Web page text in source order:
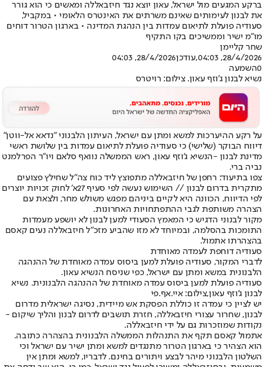
ברקע המגעים מול ישראל, עאון יוצא נגד חיזבאללה ומאשים כי הוא גורר
את לבנון לעימותים שאינם משרתים את האינטרס הלאומי • במקביל,
סעודיה פועלת לתיאום עמדות בין הנהגת המדינה • בארגון הטרור דוחים
מו"מ ישיר וממשיכים בקו התקיף
שחר קליימן
28/4/2026, 04:03
,עודכן28/4/2026, 04:03
0השמעה
נשיא לבנון ג'וזף עאון. צילום: רויטרס
על רקע ההיערכות למשא ומתן עם ישראל, העיתון הלבנוני "נדאא אל-ווטן"
דיווח הבוקר (שלישי) כי סעודיה פועלת לתיאום עמדות בין שלושת ראשי
מדינת לבנון -הנשיא ג'וזף עאון, ראש הממשלה נוואף סלאם ויו"ר הפרלמנט
נביה ברי.
צפו בתיעוד: רחפן של חיזבאללה מתפוצץ ליד כוח צה"ל שחילץ פצועים
מתקרית בדרום לבנון // השימוש נעשה לפי סעיף 27א' לחוק זכויות יוצרים
לפי הדיווח, הכוונה היא לקיים ביניהם מפגש משולש מחר, ולצאת עם
הצהרה משותפת לגבי ההתפתחויות האחרונות.
מקור לבנוני הדגיש כי המאמץ הסעודי למען לבנון לא יושפע מעמדות
התומכות בהסלמה, ובמיוחד לא מזו שהביע מזכ"ל חיזבאללה נעים קאסם
בהצהרתו אתמול.
סעודיה דוחפת לעמדה מאוחדת
לדברי המקור, סעודיה פועלת למען ביסוס עמדה מאוחדת של ההנהגה
הלבנונית במשא ומתן עם ישראל, כפי שניסח הנשיא עאון.
סעודיה פועלת למען ביסוס עמדה מאוחדת של ההנהגה הלבנונית. נשיא
לבנון ג'וזף עאון,צילום: איי.אף.פי
יש לציין כי עמדה זו כוללת הפסקת אש מיידית, נסיגה ישראלית מדרום
לבנון, שחרור עצורי חיזבאללה, חזרת תושבים לדרום לבנון והליך שיקום -
נקודות שמוזכרות גם על ידי חיזבאללה.
אתמול קאסם תקף את התנהלות הממשלה הלבנונית בהצהרה כתובה.
הוא הצהיר כי בארגון הטרור מתנגדים למשא ומתן ישיר עם ישראל וכי
השלטון הלבנוני מיהר לבצע ויתורים בחינם. לדבריו, למשא ומתן אין